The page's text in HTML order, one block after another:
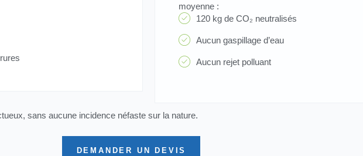
moyenne :
120 kg de CO₂ neutralisés
Aucun gaspillage d’eau
Aucun rejet polluant
sans aucune incidence néfaste sur la nature.
DEMANDER UN DEVIS